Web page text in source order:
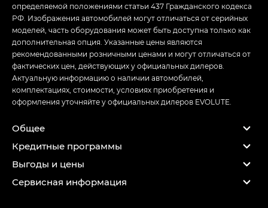
определяемой положениями статьи 437 Гражданского кодекса
РФ. Изображения автомобилей могут отличаться от серийных
моделей, часть оборудования может быть доступна только как
дополнительная опция. Указанные цены являются
рекомендованными розничными ценами и могут отличаться от
фактических цен, действующих у официальных дилеров.
Актуальную информацию о наличии автомобилей,
комплектациях, стоимости, условиях приобретения и
оформления уточняйте у официальных дилеров EVOLUTE.
Общее
Кредитные программы
Выгоды и цены
Сервисная информация